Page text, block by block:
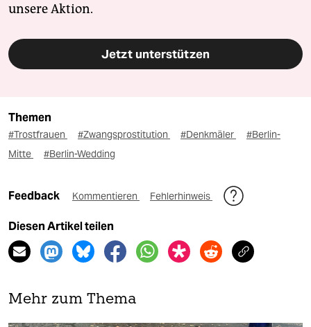
unsere Aktion.
Jetzt unterstützen
Themen
#Trostfrauen #Zwangsprostitution #Denkmäler
#Berlin-
Mitte
#Berlin-Wedding
Feedback Kommentieren Fehlerhinweis
Diesen Artikel teilen
Mehr zum Thema